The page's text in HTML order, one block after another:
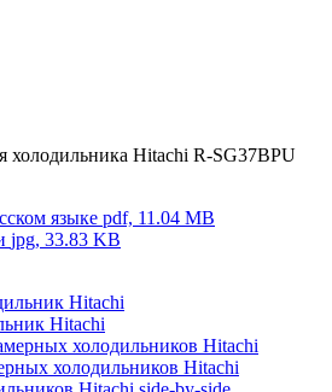
холодильника Hitachi R-SG37BPU
языке pdf, 11.04 MB
jpg, 33.83 KB
Hitachi
холодильников Hitachi